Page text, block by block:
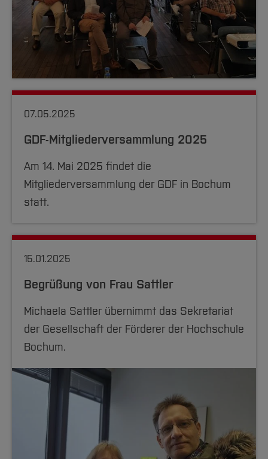
07.05.2025
GDF-Mitgliederversammlung 2025
Am 14. Mai 2025 findet die
Mitgliederversammlung der GDF in Bochum
statt.
15.01.2025
Begrüßung von Frau Sattler
Michaela Sattler übernimmt das Sekretariat
der Gesellschaft der Förderer der Hochschule
Bochum.